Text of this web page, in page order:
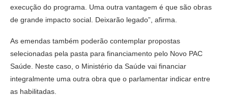
execução do programa. Uma outra vantagem é que são obras
de grande impacto social. Deixarão legado”, afirma.
As emendas também poderão contemplar propostas
selecionadas pela pasta para financiamento pelo Novo PAC
Saúde. Neste caso, o Ministério da Saúde vai financiar
integralmente uma outra obra que o parlamentar indicar entre
as habilitadas.